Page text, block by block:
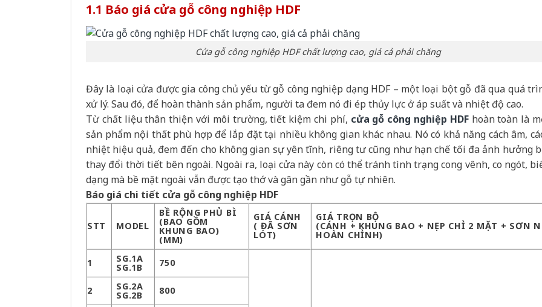
1.1 Báo giá cửa gỗ công nghiệp HDF
Cửa gỗ công nghiệp HDF chất lượng cao, giá cả phải chăng
Đây là loại cửa được gia công chủ yếu từ gỗ công nghiệp dạng HDF – một loại bột gỗ đã qua quá
xử lý. Sau đó, để hoàn thành sản phẩm, người ta đem nó đi ép thủy lực ở áp suất và nhiệt độ cao.
Từ chất liệu thân thiện với môi trường, tiết kiệm chi phí, cửa gỗ công nghiệp HDFhoàn toàn là
sản phẩm nội thất phù hợp để lắp đặt tại nhiều không gian khác nhau. Nó có khả năng cách âm,
nhiệt hiệu quả, đem đến cho không gian sự yên tĩnh, riêng tư cũng như hạn chế tối đa ảnh hưởng
thay đổi thời tiết bên ngoài. Ngoài ra, loại cửa này còn có thể tránh tình trạng cong vênh, co ngót,
dạng mà bề mặt ngoài vẫn được tạo thớ và gân gần như gỗ tự nhiên.
Báo giá chi tiết cửa gỗ công nghiệp HDF
STT MODEL
BỀ RỘNG PHỦ BÌ
(BAO GỒM
KHUNG BAO)
(MM)
GIÁ CÁNH
( ĐÃ SƠN
LÓT)
GIÁ TRỌN BỘ
(CÁNH + KHUNG BAO + NẸP CHỈ 2 MẶT + SƠN
HOÀN CHỈNH)
1 SG.1A
SG.1B 750
2 SG.2A
SG.2B 800